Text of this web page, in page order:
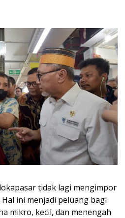
tidak lagi mengimpor
ini menjadi peluang bagi
mikro, kecil, dan menengah